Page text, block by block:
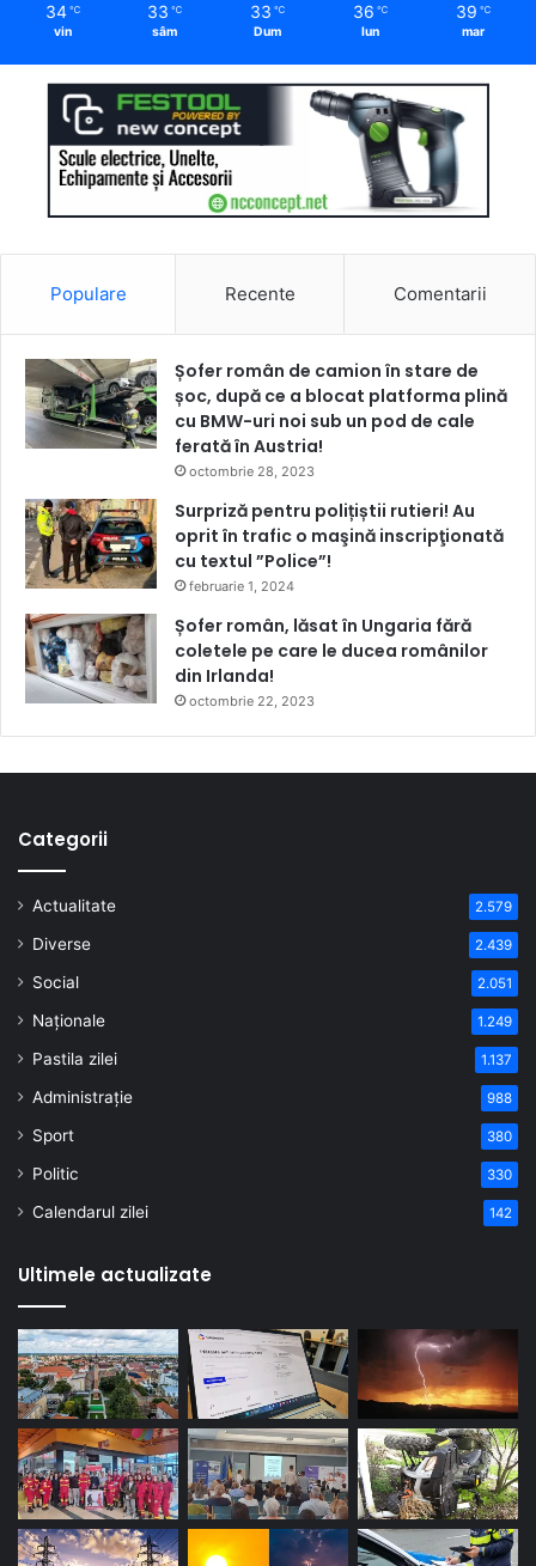
34 ℃
vin
33 ℃
sâm
33 ℃
Dum
36 ℃
lun
39 ℃
mar
Populare Recente Comentarii
Șofer român de camion în stare de
șoc, după ce a blocat platforma plină
cu BMW-uri noi sub un pod de cale
ferată în Austria!
octombrie 28, 2023
Surpriză pentru polițiștii rutieri! Au
oprit în trafic o maşină inscripţionată
cu textul ”Police”!
februarie 1, 2024
Șofer român, lăsat în Ungaria fără
coletele pe care le ducea românilor
din Irlanda!
octombrie 22, 2023
Categorii
Actualitate 2.579
Diverse 2.439
Social 2.051
Naționale 1.249
Pastila zilei 1.137
Administrație 988
Sport 380
Politic 330
Calendarul zilei 142
Ultimele actualizate